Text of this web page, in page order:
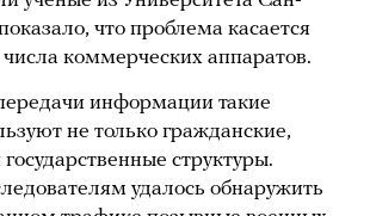
что проблема касается
числа коммерческих аппаратов.
информации такие
не только гражданские,
структуры.
удалось обнаружить